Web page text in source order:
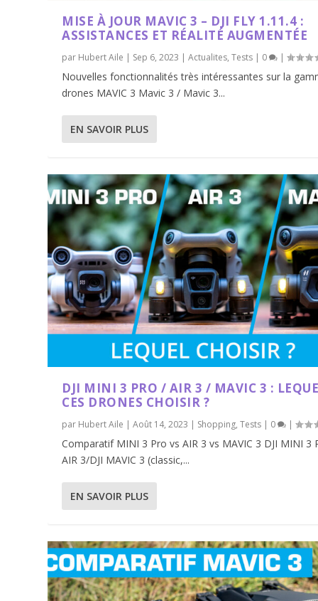
MISE À JOUR MAVIC 3 – DJI FLY 1.11.4 :
ASSISTANCES ET RÉALITÉ AUGMENTÉE
par Hubert Aile | Sep 6, 2023 |Actualites,Tests | 0 |
Nouvelles fonctionnalités très intéressantes sur la
drones MAVIC 3 Mavic 3 / Mavic 3...
EN SAVOIR PLUS
DJI MINI 3 PRO / AIR 3 / MAVIC 3 :
CES DRONES CHOISIR ?
par Hubert Aile |Août 14, 2023 | Shopping,Tests | 0 |
Comparatif MINI 3 Pro vs AIR 3 vs MAVIC 3 DJI MINI 3
AIR 3/DJI MAVIC 3 (classic,...
EN SAVOIR PLUS